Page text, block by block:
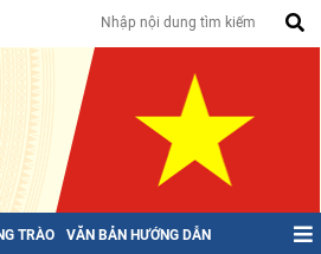
TRÀO VĂN BẢN HƯỚNG DẪN